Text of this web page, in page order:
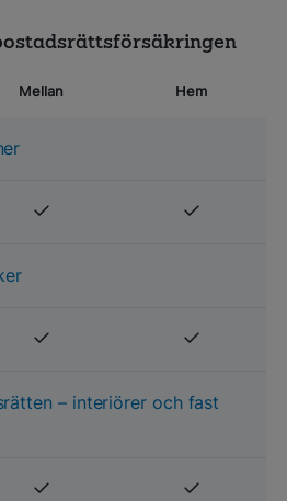
Mellan Hem